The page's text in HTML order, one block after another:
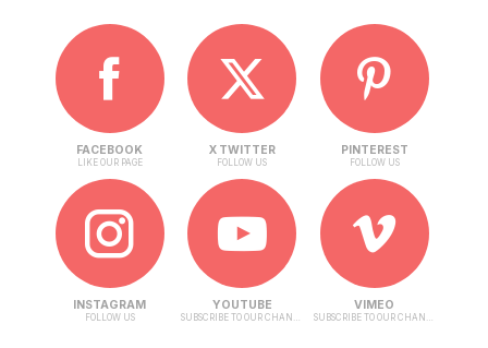
FACEBOOK
LIKE OUR PAGE
X TWITTER
FOLLOW US
PINTEREST
FOLLOW US
INSTAGRAM
FOLLOW US
YOUTUBE
SUBSCRIBE TO OUR CHANNEL
VIMEO
SUBSCRIBE TO OUR CHANNEL